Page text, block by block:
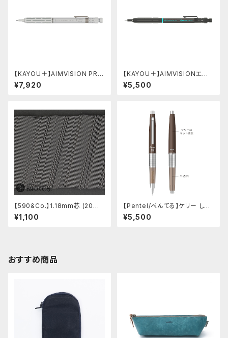
【KAYOU＋】AIMVISION PR
O/エイムビジョンプロ (スノー
ホワイト)
¥7,920
【KAYOU＋】AIMVISIONエイ
ムビジョン (ストーンブラック)
¥5,500
【590&Co.】1.18mm芯 (20本
入り)
¥1,100
【Pentel/ぺんてる】ケリー しー
さーコラボ限定カラー
¥5,500
おすすめ商品